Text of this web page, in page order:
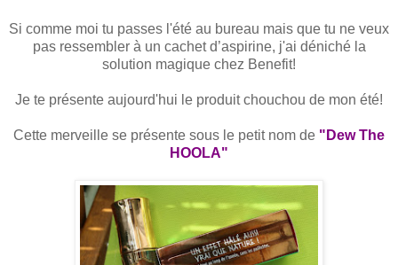
Si comme moi tu passes l'été au bureau mais que tu ne veux
pas ressembler à un cachet d’aspirine, j'ai déniché la
solution magique chez Benefit!
Je te présente aujourd'hui le produit chouchou de mon été!
Cette merveille se présente sous le petit nom de "Dew The
HOOLA"